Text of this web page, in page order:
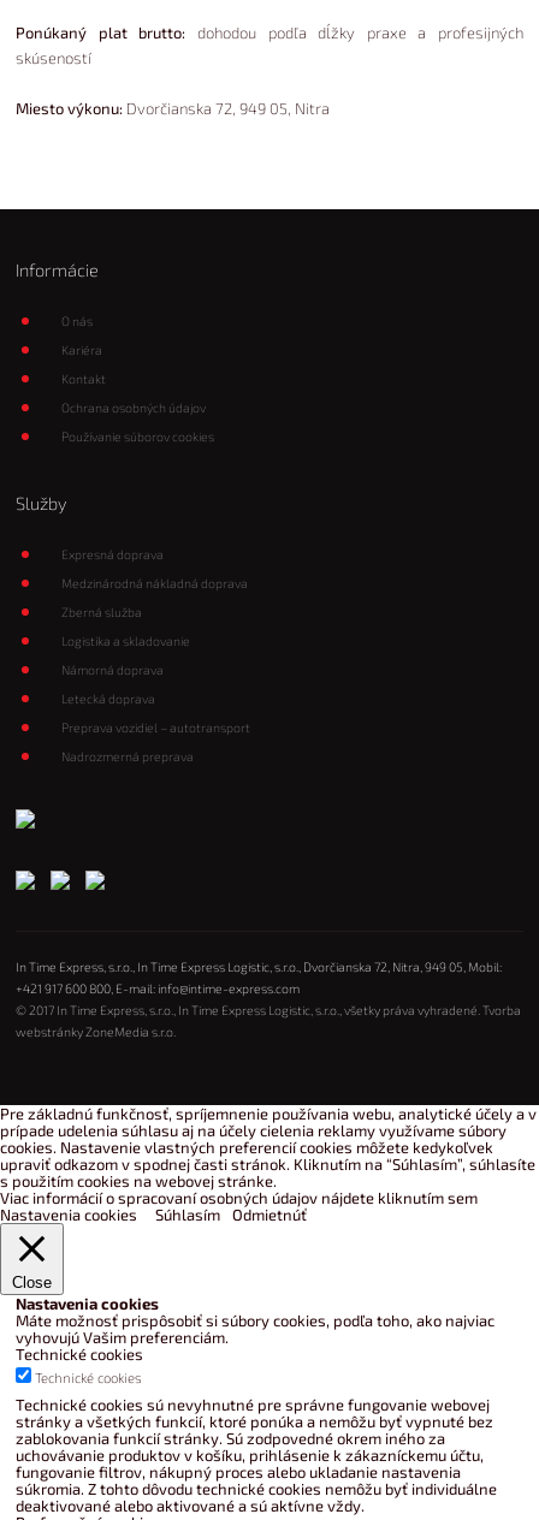
Ponúkaný plat brutto: dohodou podľa dĺžky praxe a profesijných
skúseností
Miesto výkonu: Dvorčianska 72, 949 05, Nitra
Informácie
O nás
Kariéra
Kontakt
Ochrana osobných údajov
Používanie súborov cookies
Služby
Expresná doprava
Medzinárodná nákladná doprava
Zberná služba
Logistika a skladovanie
Námorná doprava
Letecká doprava
Preprava vozidiel – autotransport
Nadrozmerná preprava
In Time Express, s.r.o., In Time Express Logistic, s.r.o., Dvorčianska 72, Nitra, 949 05, Mobil:
+421 917 600 800 , E-mail: info@intime-express.com
© 2017 In Time Express, s.r.o., In Time Express Logistic, s.r.o., všetky práva vyhradené. Tvorba
webstránky ZoneMedia s.r.o.
Pre základnú funkčnosť, spríjemnenie používania webu, analytické účely a v
prípade udelenia súhlasu aj na účely cielenia reklamy využívame súbory
cookies. Nastavenie vlastných preferencií cookies môžete kedykoľvek
upraviť odkazom v spodnej časti stránok. Kliknutím na “Súhlasím”, súhlasíte
s použitím cookies na webovej stránke.
Viac informácií o spracovaní osobných údajov nájdete kliknutím sem
Nastavenia cookies
Súhlasím Odmietnúť
Close
Nastavenia cookies
Máte možnosť prispôsobiť si súbory cookies, podľa toho, ako najviac
vyhovujú Vašim preferenciám.
Technické cookies
Technické cookies
Technické cookies sú nevyhnutné pre správne fungovanie webovej
stránky a všetkých funkcií, ktoré ponúka a nemôžu byť vypnuté bez
zablokovania funkcií stránky. Sú zodpovedné okrem iného za
uchovávanie produktov v košíku, prihlásenie k zákazníckemu účtu,
fungovanie filtrov, nákupný proces alebo ukladanie nastavenia
súkromia. Z tohto dôvodu technické cookies nemôžu byť individuálne
deaktivované alebo aktivované a sú aktívne vždy.